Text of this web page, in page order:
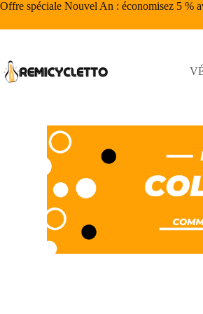
Offre spéciale Nouvel An : économisez 5 %